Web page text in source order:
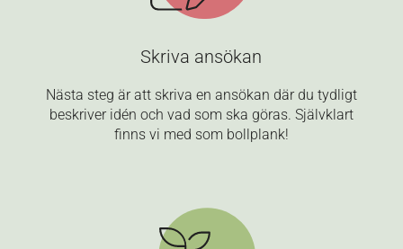
Skriva ansökan
Nästa steg är att skriva en ansökan där du tydligt
beskriver idén och vad som ska göras. Självklart
finns vi med som bollplank!